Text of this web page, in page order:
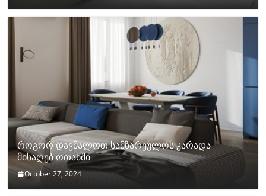
როგორ დავმალოთ სამზარეულოს კარადა
მისაღებ ოთახში
October 27, 2024